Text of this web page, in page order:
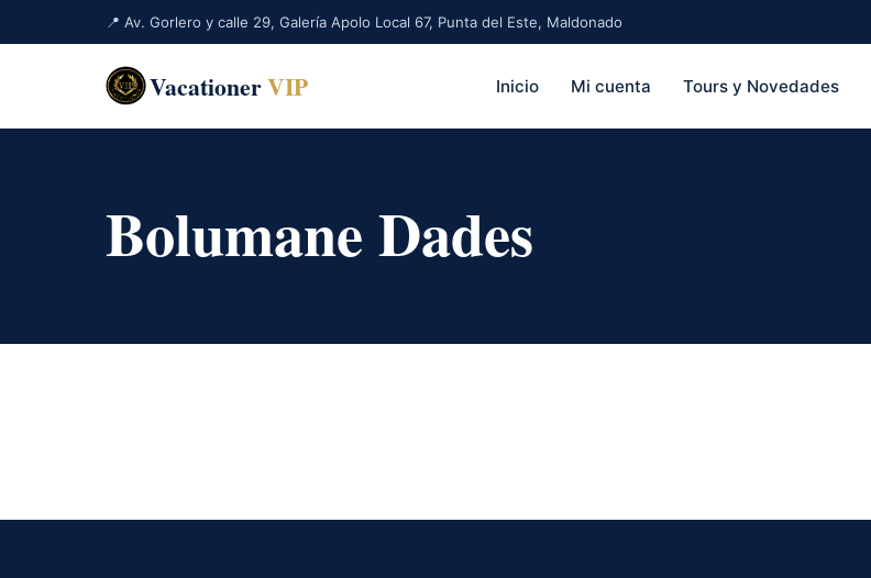
📍 Av. Gorlero y calle 29, Galería Apolo Local 67, Punta del Este, Maldonado
VacationerVIP Inicio Mi cuenta Tours y Novedades
Bolumane Dades